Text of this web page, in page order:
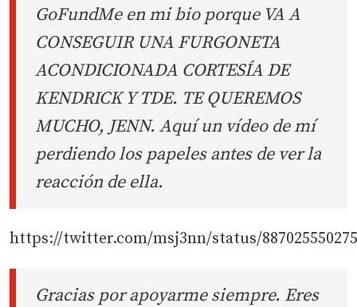
GoFundMe en mi bio porque VA A
CONSEGUIR UNA FURGONETA
ACONDICIONADA CORTESÍA DE
KENDRICK Y TDE. TE QUEREMOS
MUCHO, JENN. Aquí un vídeo de mí
perdiendo los papeles antes de ver la
reacción de ella.
https://twitter.com/msj3nn/status/
Gracias por apoyarme siempre. Eres